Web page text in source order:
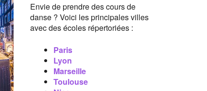
Envie de prendre des cours de
danse ? Voici les principales villes
avec des écoles répertoriées :
Paris
Lyon
Marseille
Toulouse